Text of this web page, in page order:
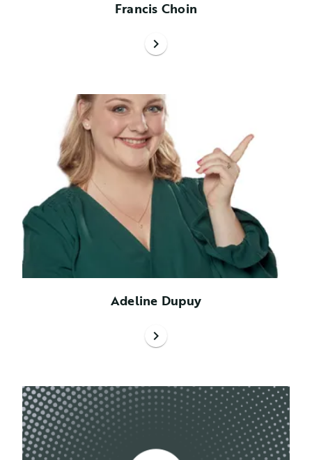
Francis Choin
chevron_right
Adeline Dupuy
chevron_right